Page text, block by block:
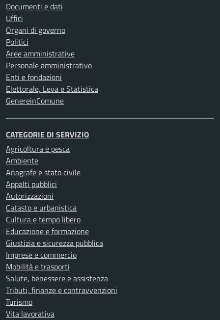
Documenti e dati
Uffici
Organi di governo
Politici
Aree amministrative
Personale amministrativo
Enti e fondazioni
Elettorale, Leva e Statistica
GenereinComune
CATEGORIE DI SERVIZIO
Agricoltura e pesca
Ambiente
Anagrafe e stato civile
Appalti pubblici
Autorizzazioni
Catasto e urbanistica
Cultura e tempo libero
Educazione e formazione
Giustizia e sicurezza pubblica
Imprese e commercio
Mobilità e trasporti
Salute, benessere e assistenza
Tributi, finanze e contravvenzioni
Turismo
Vita lavorativa